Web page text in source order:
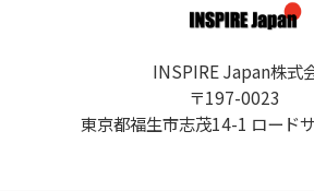
INSPIRE Japan株式
〒197-0023
東京都福生市志茂14-1 ロード